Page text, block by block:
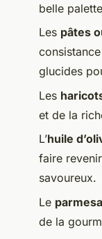
belle
Les pâtes
glucides
Les
et de la
L’huile
faire
savoureux.
Le
de la